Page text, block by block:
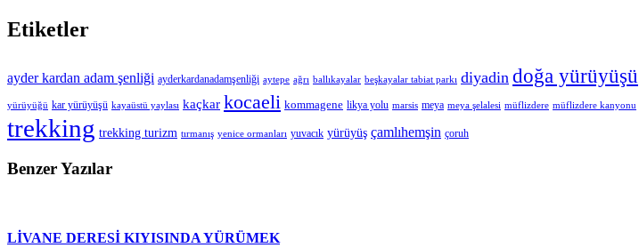
Etiketler
ayder kardan adam şenliği ayderkardanadamşenliği aytepe ağrı ballıkayalar beşkayalar tabiat parkı diyadin doğa yürüyüşü
yürüyüğü kar yürüyüşü kayaüstü yaylası kaçkar kocaeli kommagene likya yolu marsis meya meya şelalesi müflizdere müflizdere kanyonu
trekking trekking turizm tırmanış yenice ormanları yuvacık yürüyüş çamlıhemşin çoruh
Benzer Yazılar
LİVANE DERESİ KIYISINDA YÜRÜMEK